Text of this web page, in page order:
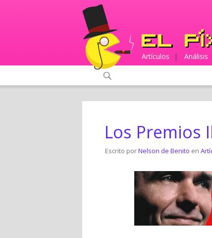
Artículos | Análisis
Los Premios
Escrito porNelson de Benito en